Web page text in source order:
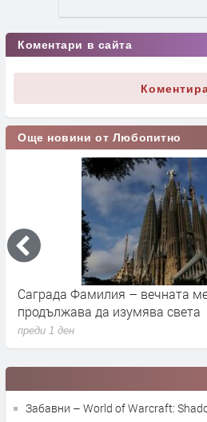
Коментари в сайта
Още новини от Любопитно
Саграда Фамилия – вечната
продължава да изумява света
преди 1 ден
Забавни – World of Warcraft: